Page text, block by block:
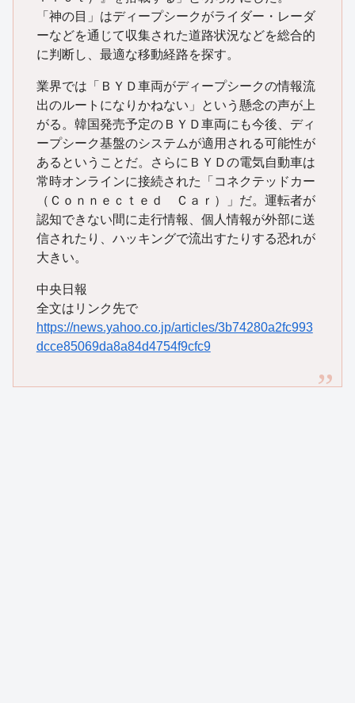
「神の目」はディープシークがライダー・レーダ
ーなどを通じて収集された道路状況などを総合的
に判断し、最適な移動経路を探す。
業界では「ＢＹＤ車両がディープシークの情報流
出のルートになりかねない」という懸念の声が上
がる。韓国発売予定のＢＹＤ車両にも今後、ディ
ープシーク基盤のシステムが適用される可能性が
あるということだ。さらにＢＹＤの電気自動車は
常時オンラインに接続された「コネクテッドカー
（Ｃｏｎｎｅｃｔｅｄ Ｃａｒ）」だ。運転者が
認知できない間に走行情報、個人情報が外部に送
信されたり、ハッキングで流出すたりする恐れが
大きい。
中央日報
全文はリンク先で
https://news.yahoo.co.jp/articles/3b74280a2fc993
dcce85069da8a84d4754f9cfc9